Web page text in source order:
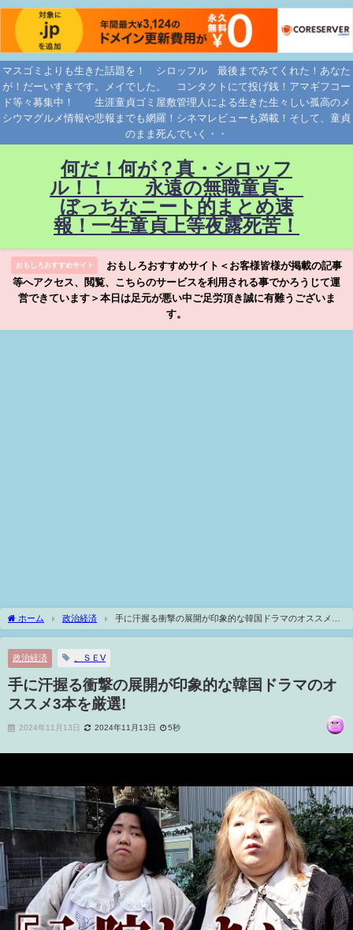
マスゴミよりも生きた話題を！ シロッフル 最後までみてくれた！あなた
が！だーいすきです。メイでした。 コンタクトにて投げ銭！アマギフコー
ド等々募集中！ 生涯童貞ゴミ屋敷管理人による生きた生々しい孤高のメ
シウマグルメ情報や悲報までも網羅！シネマレビューも満載！そして、童貞
のまま死んでいく・・
何だ！何が？真・シロッフ
ル！！ 永遠の無職童貞-
ぼっちなニート的まとめ速
報！一生童貞上等夜露死苦！
おもしろおすすめサイト
おもしろおすすめサイト＜お客様皆様が掲載の記事
等へアクセス、閲覧、こちらのサービスを利用される事でかろうじて運
営できています＞本日は足元が悪い中ご足労頂き誠に有難うございま
す。
ホーム 政治経済
手に汗握る衝撃の展開が印象的な韓国ドラマのオススメ3
本を厳選!
政治経済 、ＳＥV
手に汗握る衝撃の展開が印象的な韓国ドラマのオ
ススメ3本を厳選!
2024年11月13日 2024年11月13日 5秒